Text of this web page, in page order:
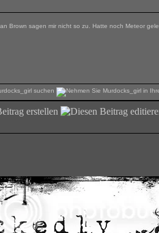
Brown sagen mir nicht so zu. Hatte noch Meteor